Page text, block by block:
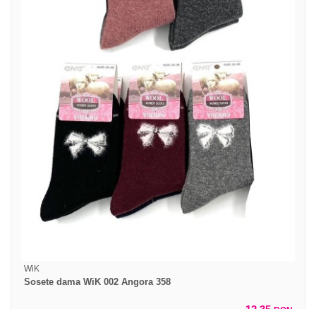
WiK
Sosete dama WiK 002 Angora 358